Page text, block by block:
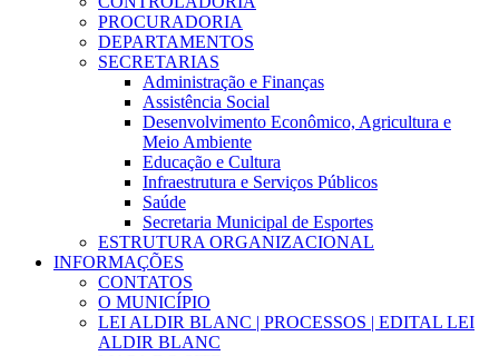
PROCURADORIA
DEPARTAMENTOS
SECRETARIAS
Administração e Finanças
Assistência Social
Desenvolvimento Econômico, Agricultura e
Meio Ambiente
Educação e Cultura
Infraestrutura e Serviços Públicos
Saúde
Secretaria Municipal de Esportes
ESTRUTURA ORGANIZACIONAL
INFORMAÇÕES
CONTATOS
O MUNICÍPIO
LEI ALDIR BLANC | PROCESSOS | EDITAL LEI
ALDIR BLANC